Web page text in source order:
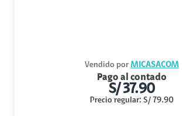
Vendido por MICASACOM
Pago al contado
S/37.90
Precio regular: S/ 79.90